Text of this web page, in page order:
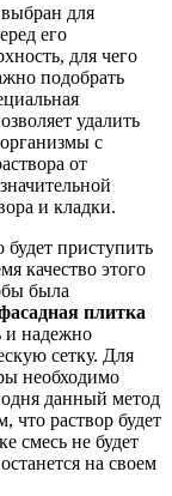
для
его
для чего
подобрать
удалить
с
от
и кладки.
будет приступить
качество этого
была
плитка
и надежно
сетку. Для
необходимо
данный метод
что раствор будет
смесь не будет
на своем